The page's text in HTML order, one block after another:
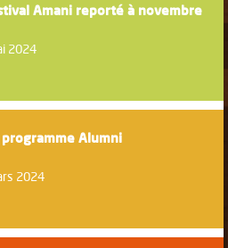
Amani reporté à novembre
2024
Alumni
2024